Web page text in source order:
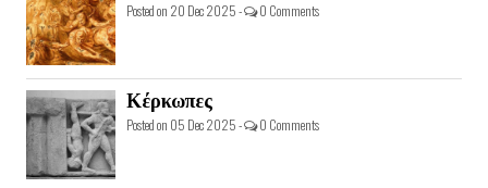
Posted on 20 Dec 2025 - 0 Comments
Κέρκωπες
Posted on 05 Dec 2025 - 0 Comments